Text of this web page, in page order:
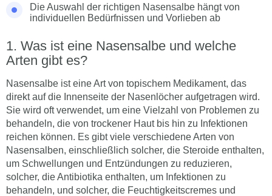
Die Auswahl der richtigen Nasensalbe hängt von
individuellen Bedürfnissen und Vorlieben ab
Was ist eine Nasensalbe und welche
Arten gibt es?
Nasensalbe ist eine Art von topischem Medikament, das
direkt auf die Innenseite der Nasenlöcher aufgetragen wird.
Sie wird oft verwendet, um eine Vielzahl von Problemen zu
behandeln, die von trockener Haut bis hin zu Infektionen
reichen können. Es gibt viele verschiedene Arten von
Nasensalben, einschließlich solcher, die Steroide enthalten,
um Schwellungen und Entzündungen zu reduzieren,
solcher, die Antibiotika enthalten, um Infektionen zu
behandeln, und solcher, die Feuchtigkeitscremes und